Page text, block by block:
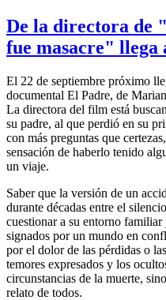
De la directora de
fue masacre" llega
El 22 de septiembre próximo
documental El Padre, de
La directora del film está
su padre, al que perdió en su
con más preguntas que
sensación de haberlo tenido
un viaje.
Saber que la versión de un
durante décadas entre el
cuestionar a su entorno
signados por un mundo en
por el dolor de las pérdidas o
temores expresados y los
circunstancias de la muerte,
relato de todos.